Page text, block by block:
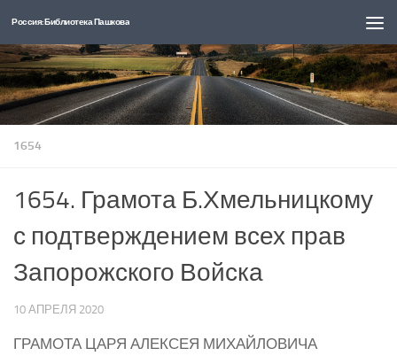
Перейти к содержимому
Россия: Библиотека Пашкова
1654
1654. Грамота Б.Хмельницкому
с подтверждением всех прав
Запорожского Войска
10 АПРЕЛЯ 2020
ГРАМОТА ЦАРЯ АЛЕКСЕЯ МИХАЙЛОВИЧА